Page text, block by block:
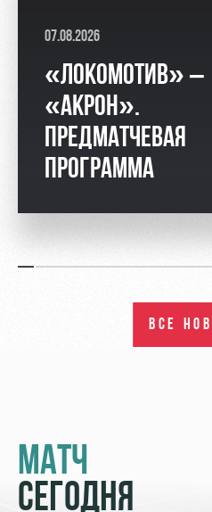
07.08.2026
«ЛОКОМОТИВ» –
«АКРОН».
ПРЕДМАТЧЕВАЯ
ПРОГРАММА
ВСЕ
МАТЧ
СЕГОДНЯ